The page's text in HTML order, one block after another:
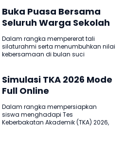
Buka Puasa Bersama
Seluruh Warga Sekolah
Dalam rangka mempererat tali
silaturahmi serta menumbuhkan nilai
kebersamaan di bulan suci
Puasa Bersama..
Simulasi TKA 2026 Mode
Full Online
Dalam rangka mempersiapkan
siswa menghadapi Tes
Keberbakatan Akademik (TKA) 2026,